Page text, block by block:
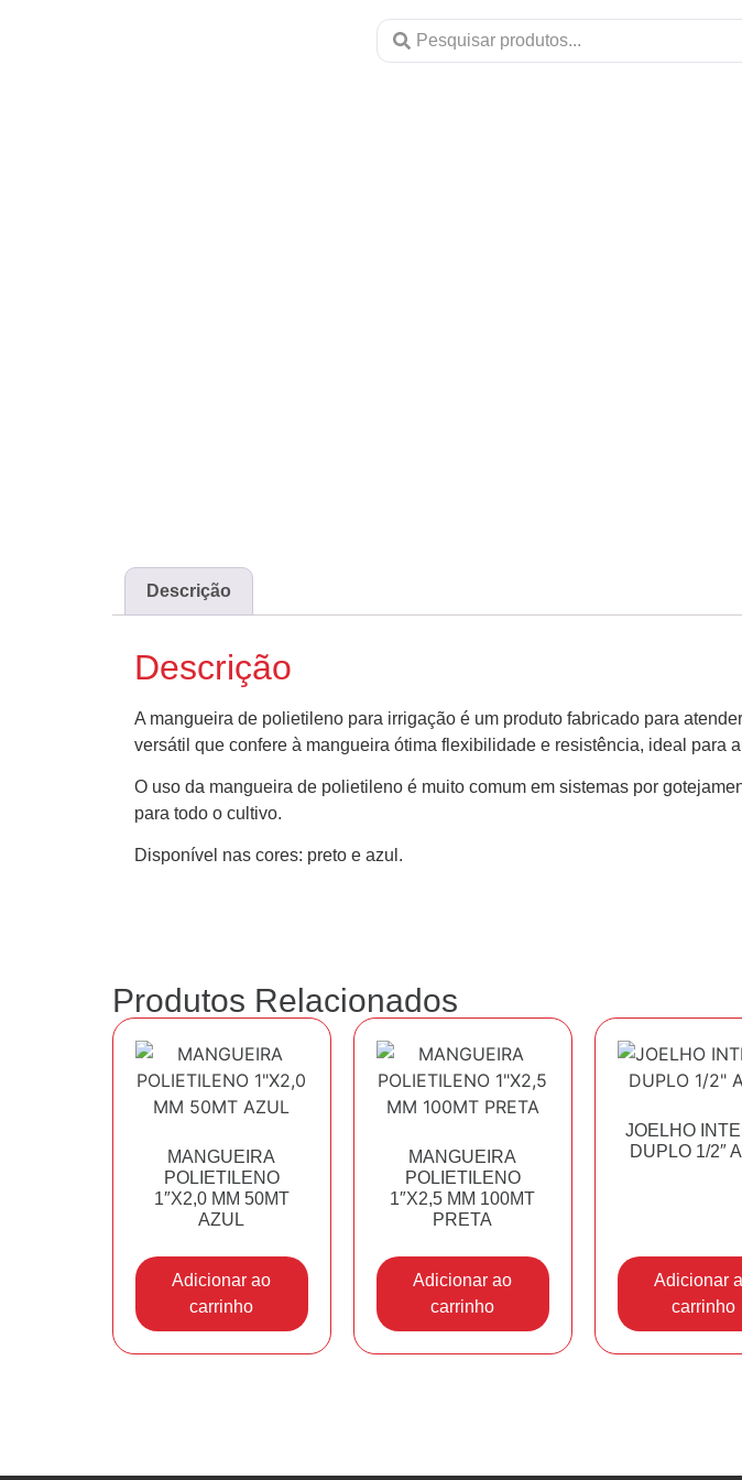
Descrição
Descrição
A mangueira de polietileno para irrigação é um produto fabricado para
versátil que confere à mangueira ótima flexibilidade e resistência, ideal para
O uso da mangueira de polietileno é muito comum em sistemas por
para todo o cultivo.
Disponível nas cores: preto e azul.
Produtos Relacionados
MANGUEIRA
POLIETILENO
1″X2,0 MM 50MT
AZUL
Adicionar ao
carrinho
MANGUEIRA
POLIETILENO
1″X2,5 MM 100MT
PRETA
Adicionar ao
carrinho
JOELHO
DUPLO 1/2″
Adicionar
carrinho